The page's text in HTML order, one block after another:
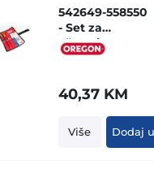
542649-558550
- Set za
oštrenje 4.8mm
(platneno
40,37 KM
Više Dodaj